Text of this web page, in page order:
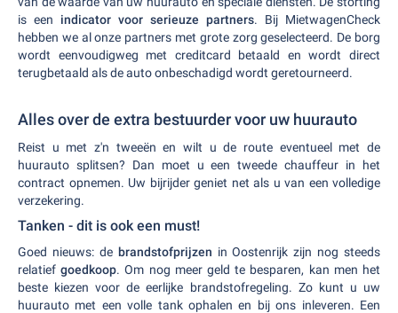
is een indicator voor serieuze partners. Bij MietwagenCheck
hebben we al onze partners met grote zorg geselecteerd. De borg
wordt eenvoudigweg met creditcard betaald en wordt direct
terugbetaald als de auto onbeschadigd wordt geretourneerd.
Alles over de extra bestuurder voor uw huurauto
Reist u met z'n tweeën en wilt u de route eventueel met de
huurauto splitsen? Dan moet u een tweede chauffeur in het
contract opnemen. Uw bijrijder geniet net als u van een volledige
verzekering.
Tanken - dit is ook een must!
Goed nieuws: de brandstofprijzen in Oostenrijk zijn nog steeds
relatiefgoedkoop. Om nog meer geld te besparen, kan men het
beste kiezen voor de eerlijke brandstofregeling. Zo kunt u uw
huurauto met een volle tank ophalen en bij ons inleveren. Een